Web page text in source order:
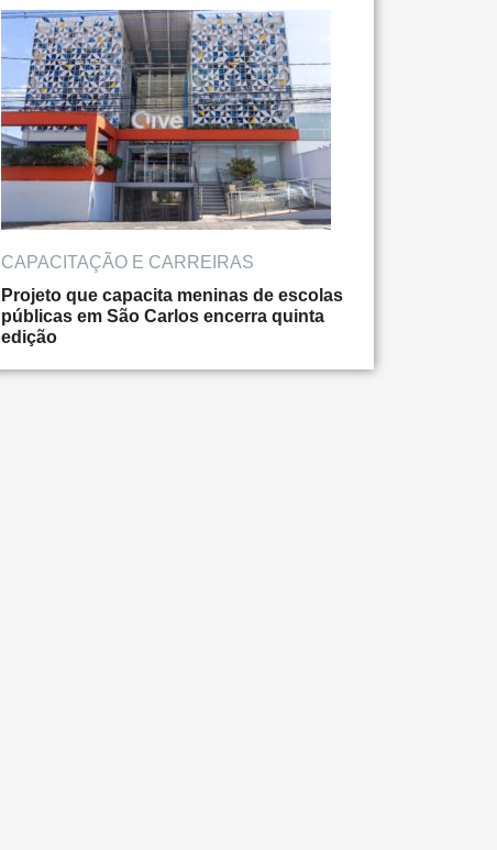
CAPACITAÇÃO E CARREIRAS
Projeto que capacita meninas de escolas
públicas em São Carlos encerra quinta
edição